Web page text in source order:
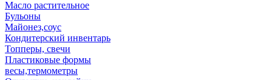
Масло растительное
Бульоны
Майонез,соус
Кондитерский инвентарь
Топперы, свечи
Пластиковые формы
весы,термометры